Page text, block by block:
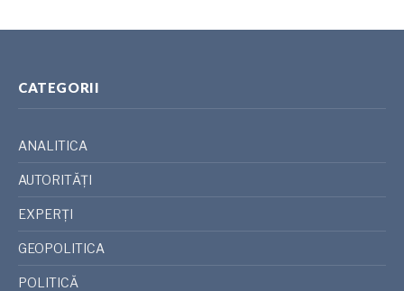
CATEGORII
ANALITICA
AUTORITĂȚI
EXPERȚI
GEOPOLITICA
POLITICĂ